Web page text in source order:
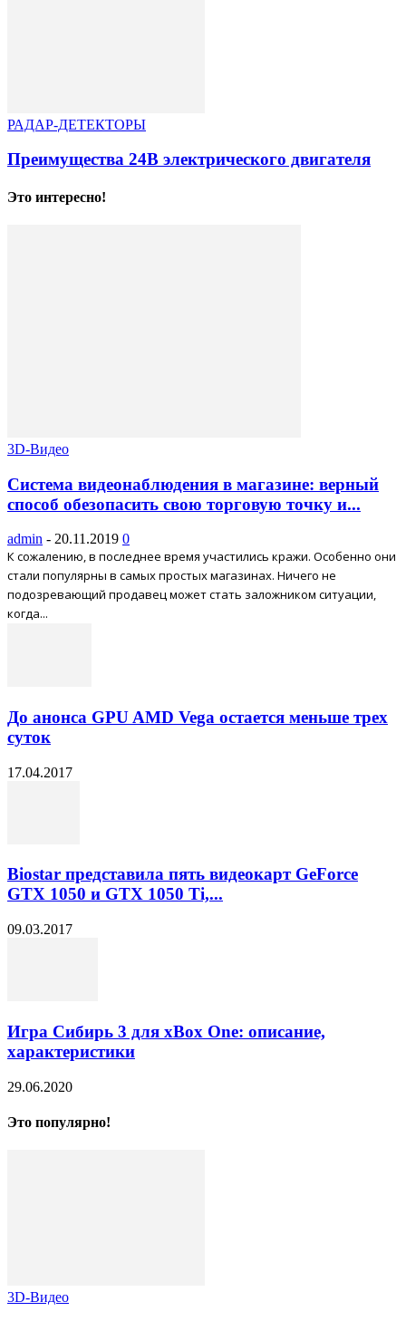
РАДАР-ДЕТЕКТОРЫ
Преимущества 24В электрического двигателя
Это интересно!
3D-Видео
Система видеонаблюдения в магазине: верный
способ обезопасить свою торговую точку и...
admin - 20.11.2019 0
К сожалению, в последнее время участились кражи. Особенно они
стали популярны в самых простых магазинах. Ничего не
подозревающий продавец может стать заложником ситуации,
когда...
До анонса GPU AMD Vega остается меньше трех
суток
17.04.2017
Biostar представила пять видеокарт GeForce
GTX 1050 и GTX 1050 Ti,...
09.03.2017
Игра Сибирь 3 для xBox One: описание,
характеристики
29.06.2020
Это популярно!
3D-Видео